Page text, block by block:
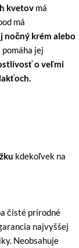
kvetov má
má
nočný krém alebo
jej
o veľmi
kdekoľvek na
čisté prírodné
najvyššej
Neobsahuje